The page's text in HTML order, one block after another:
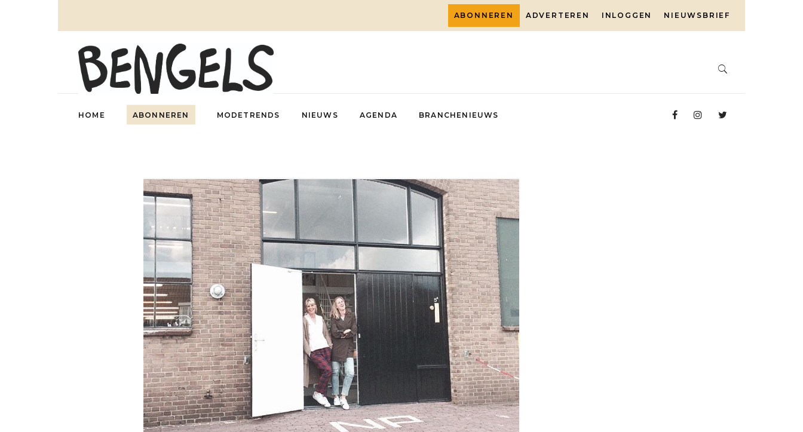
ABONNEREN ADVERTEREN INLOGGEN NIEUWSBRIEF
HOME ABONNEREN MODETRENDS NIEUWS AGENDA BRANCHENIEUWS